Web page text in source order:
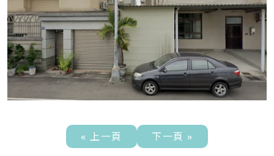
« 上一頁 下一頁 »